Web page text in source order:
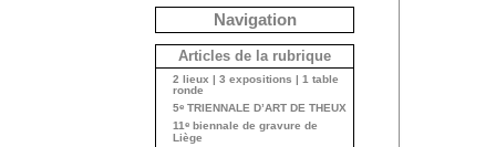
Navigation
Articles de la rubrique
2 lieux | 3 expositions | 1 table
ronde
5e TRIENNALE D’ART DE THEUX
11e biennale de gravure de
Liège